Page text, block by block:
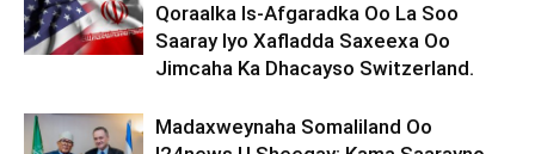
Qoraalka Is-Afgaradka Oo La Soo
Saaray Iyo Xafladda Saxeexa Oo
Jimcaha Ka Dhacayso Switzerland.
Madaxweynaha Somaliland Oo